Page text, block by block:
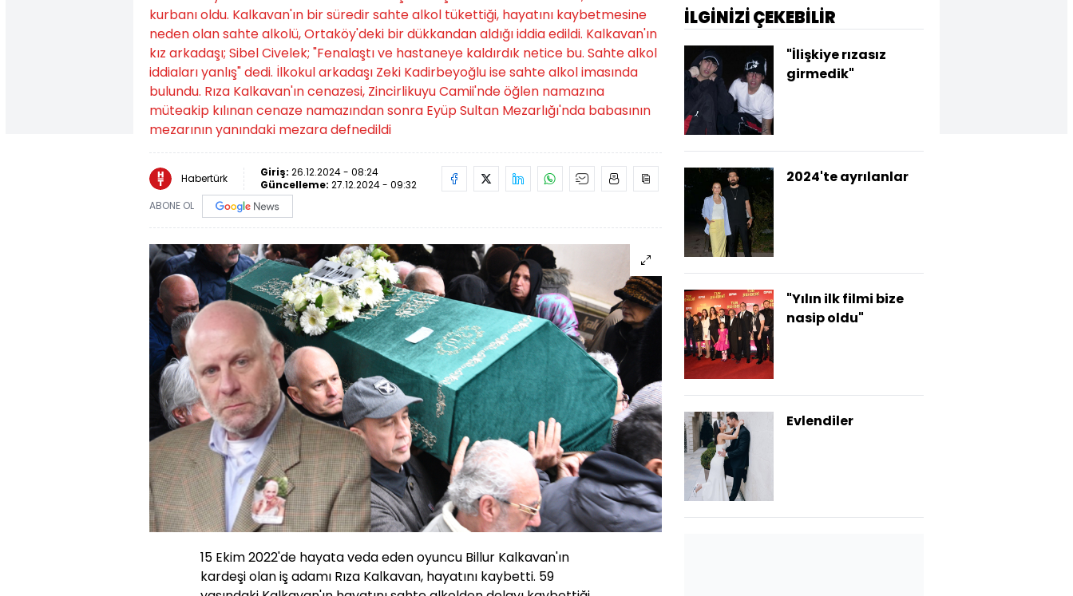
kurbanı oldu. Kalkavan'ın bir süredir sahte alkol tükettiği, hayatını kaybetmesine
neden olan sahte alkolü, Ortaköy'deki bir dükkandan aldığı iddia edildi. Kalkavan'ın
kız arkadaşı; Sibel Civelek; "Fenalaştı ve hastaneye kaldırdık netice bu. Sahte alkol
iddiaları yanlış" dedi. İlkokul arkadaşı Zeki Kadirbeyoğlu ise sahte alkol imasında
bulundu. Rıza Kalkavan'ın cenazesi, Zincirlikuyu Camii'nde öğlen namazına
müteakip kılınan cenaze namazından sonra Eyüp Sultan Mezarlığı'nda babasının
mezarının yanındaki mezara defnedildi
Habertürk Giriş: 26.12.2024 - 08:24
Güncelleme: 27.12.2024 - 09:32
ABONE OL
15 Ekim 2022'de hayata veda eden oyuncu Billur Kalkavan'ın
kardeşi olan iş adamı Rıza Kalkavan, hayatını kaybetti. 59
İLGİNİZİ ÇEKEBİLİR
"İlişkiye rızasız
girmedik"
2024'te ayrılanlar
"Yılın ilk filmi bize
nasip oldu"
Evlendiler